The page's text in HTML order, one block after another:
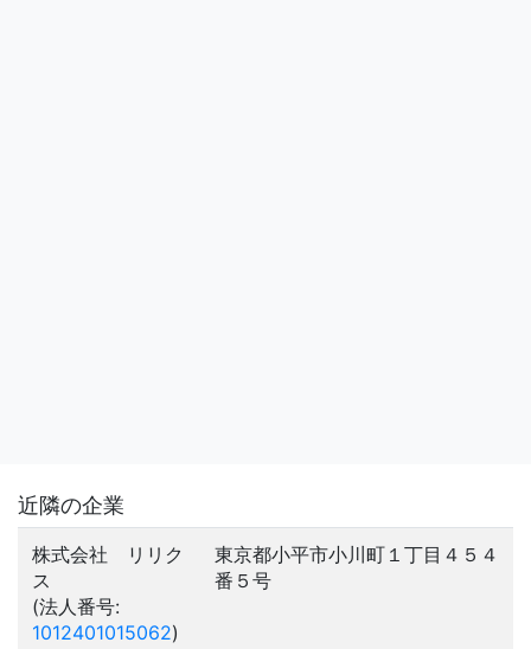
近隣の企業
株式会社 リリク
ス
(法人番号:
1012401015062)
東京都小平市小川町１丁目４５４
番５号